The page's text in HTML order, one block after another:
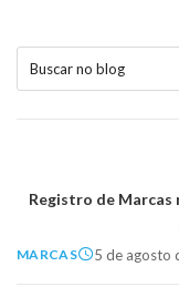
Buscar no blog
Registro de
MARCAS 5 de agosto